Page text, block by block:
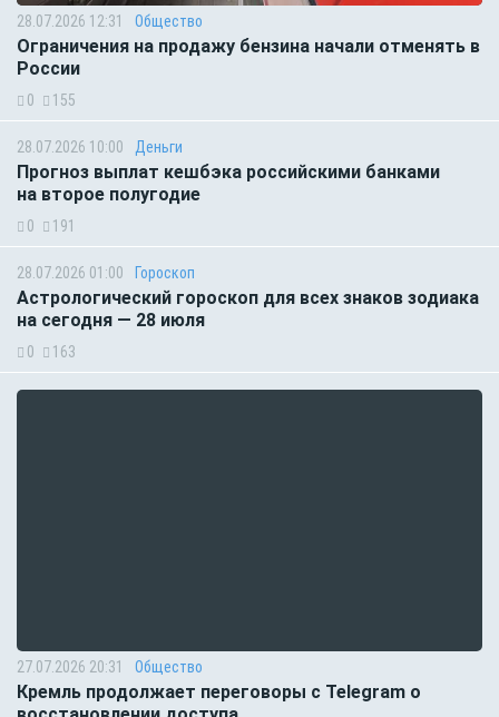
28.07.2026 12:31 Общество
Ограничения на продажу бензина начали отменять в
России
0 155
28.07.2026 10:00 Деньги
Прогноз выплат кешбэка российскими банками
на второе полугодие
0 191
28.07.2026 01:00 Гороскоп
Астрологический гороскоп для всех знаков зодиака
на сегодня — 28 июля
0 163
27.07.2026 20:31 Общество
Кремль продолжает переговоры с Telegram о